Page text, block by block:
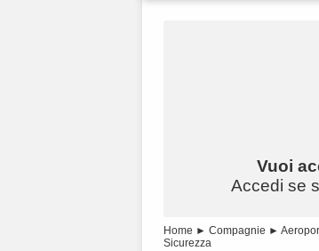
Vuoi
Accedi se
Home ► Compagnie ►
Sicurezza